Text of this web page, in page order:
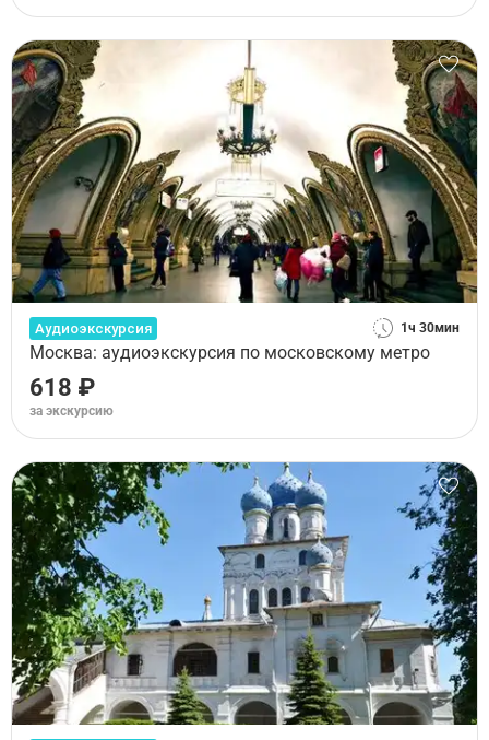
Аудиоэкскурсия 1ч 30мин
Москва: аудиоэкскурсия по московскому метро
618 ₽
за экскурсию